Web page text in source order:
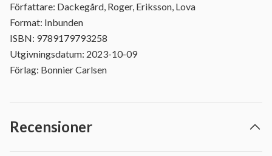
Författare: Dackegård, Roger, Eriksson, Lova
Format: Inbunden
ISBN: 9789179793258
Utgivningsdatum: 2023-10-09
Förlag: Bonnier Carlsen
Recensioner